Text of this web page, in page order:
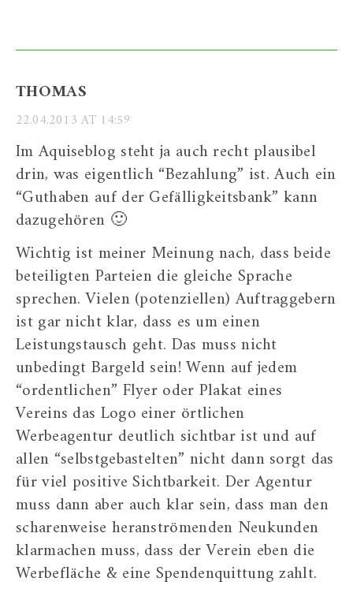
THOMAS
22.04.2013 AT 14:59
Im Aquiseblog steht ja auch recht plausibel
drin, was eigentlich “Bezahlung” ist. Auch ein
“Guthaben auf der Gefälligkeitsbank” kann
dazugehören 🙂
Wichtig ist meiner Meinung nach, dass beide
beteiligten Parteien die gleiche Sprache
sprechen. Vielen (potenziellen) Auftraggebern
ist gar nicht klar, dass es um einen
Leistungstausch geht. Das muss nicht
unbedingt Bargeld sein! Wenn auf jedem
“ordentlichen” Flyer oder Plakat eines
Vereins das Logo einer örtlichen
Werbeagentur deutlich sichtbar ist und auf
allen “selbstgebastelten” nicht dann sorgt das
für viel positive Sichtbarkeit. Der Agentur
muss dann aber auch klar sein, dass man den
scharenweise heranströmenden Neukunden
klarmachen muss, dass der Verein eben die
Werbefläche & eine Spendenquittung zahlt.